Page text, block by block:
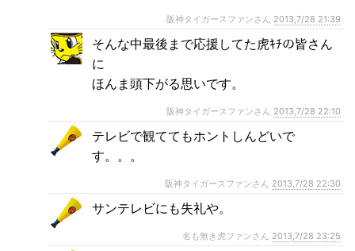
阪神タイガースファンさん 2013,7/28 21:39
そんな中最後まで応援してた虎ｷﾁの皆さん
に
ほんま頭下がる思いです。
阪神タイガースファンさん 2013,7/28 22:10
テレビで観ててもホントしんどいで
す。。。
阪神タイガースファンさん 2013,7/28 22:30
サンテレビにも失礼や。
名も無き虎ファンさん 2013,7/28 23:25